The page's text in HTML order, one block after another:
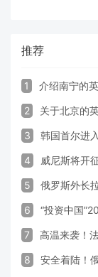
推荐
1 介绍南宁的
2 关于北京的
3 韩国首尔进
4 威尼斯将开
5 俄罗斯外长
6 “投资中国
7 高温来袭！
8 安全着陆！